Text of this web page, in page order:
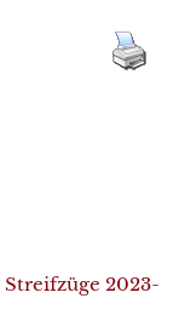
Streifzüge 2023-